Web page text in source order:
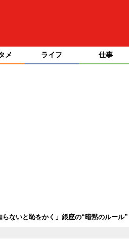
メ ライフ 仕事
ないと恥をかく」銀座の“暗黙のルール”